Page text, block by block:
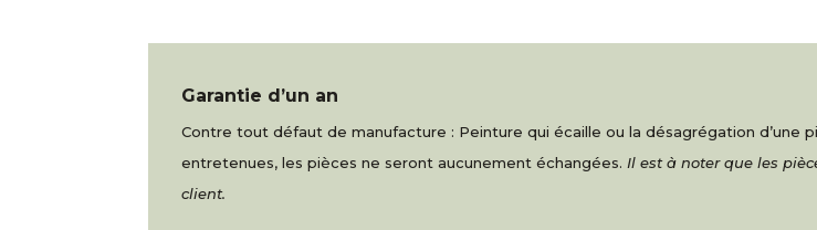
Garantie d’un an
Contre tout défaut de manufacture : Peinture qui écaille ou la désagrégation d’une
entretenues, les pièces ne seront aucunement échangées. Il est à noter que les
client.